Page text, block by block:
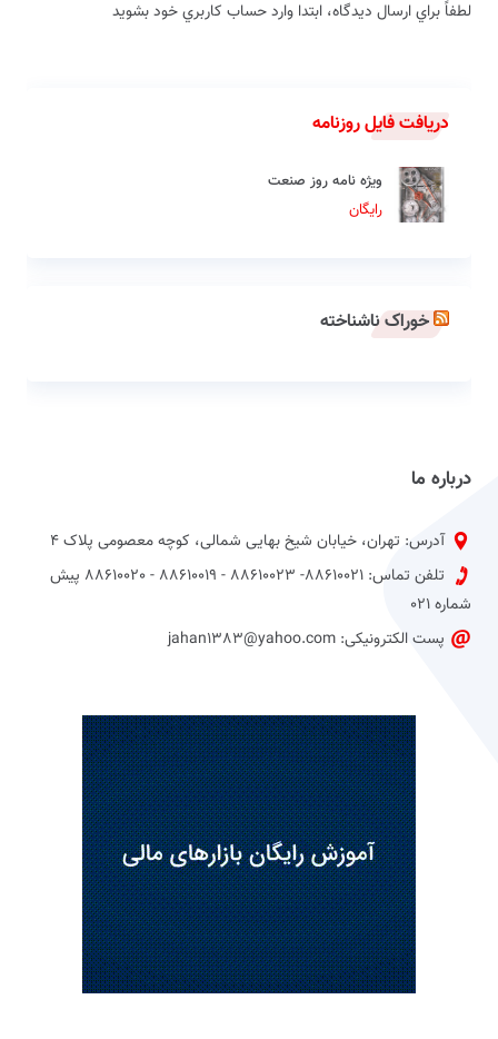
لطفاً براي ارسال دیدگاه، ابتدا وارد حساب كاربري خود بشويد
دریافت فایل روزنامه
ویژه نامه روز صنعت
رایگان
خوراک ناشناخته
درباره ما
آدرس: تهران، خیابان شیخ بهایی شمالی، کوچه معصومی پلاک 4
تلفن تماس: 88610021- 88610023 - 88610019 - 88610020 پیش
شماره 021
پست الکترونیکی: jahan1383@yahoo.com